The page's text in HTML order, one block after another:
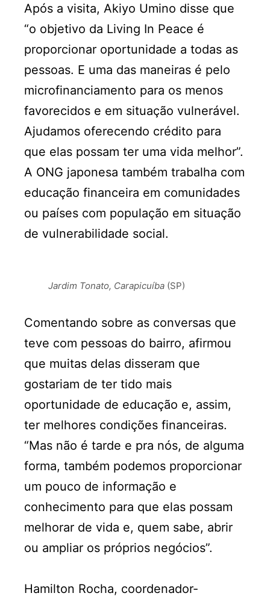
Após a visita, Akiyo Umino disse que
“o objetivo da Living In Peace é
proporcionar oportunidade a todas as
pessoas. E uma das maneiras é pelo
microfinanciamento para os menos
favorecidos e em situação vulnerável.
Ajudamos oferecendo crédito para
que elas possam ter uma vida melhor”.
A ONG japonesa também trabalha com
educação financeira em comunidades
ou países com população em situação
de vulnerabilidade social.
Jardim Tonato, Carapicuíba (SP)
Comentando sobre as conversas que
teve com pessoas do bairro, afirmou
que muitas delas disseram que
gostariam de ter tido mais
oportunidade de educação e, assim,
ter melhores condições financeiras.
“Mas não é tarde e pra nós, de alguma
forma, também podemos proporcionar
um pouco de informação e
conhecimento para que elas possam
melhorar de vida e, quem sabe, abrir
ou ampliar os próprios negócios”.
Hamilton Rocha, coordenador-